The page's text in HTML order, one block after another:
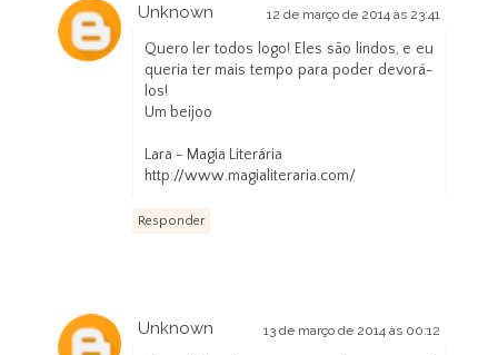
Unknown 12 de março de 2014 às 23:41
Quero ler todos logo! Eles são lindos, e eu
queria ter mais tempo para poder devorá-
los!
Um beijoo
Lara - Magia Literária
http://www.magialiteraria.com/
Responder
Unknown 13 de março de 2014 às 00:12